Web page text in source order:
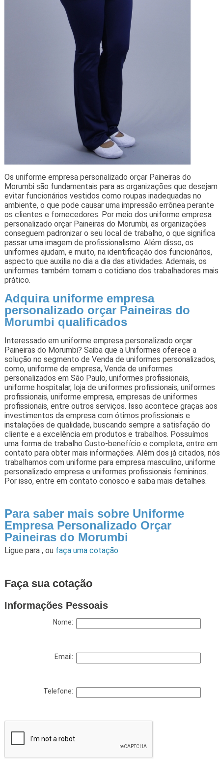
Os uniforme empresa personalizado orçar Paineiras do
Morumbi são fundamentais para as organizações que desejam
evitar funcionários vestidos como roupas inadequadas no
ambiente, o que pode causar uma impressão errônea perante
os clientes e fornecedores. Por meio dos uniforme empresa
personalizado orçar Paineiras do Morumbi, as organizações
conseguem padronizar o seu local de trabalho, o que significa
passar uma imagem de profissionalismo. Além disso, os
uniformes ajudam, e muito, na identificação dos funcionários,
aspecto que auxilia no dia a dia das atividades. Ademais, os
uniformes também tornam o cotidiano dos trabalhadores mais
prático.
Adquira uniforme empresa
personalizado orçar Paineiras do
Morumbi qualificados
Interessado em uniforme empresa personalizado orçar
Paineiras do Morumbi? Saiba que a Uniformes oferece a
solução no segmento de Venda de uniformes personalizados,
como, uniforme de empresa, Venda de uniformes
personalizados em São Paulo, uniformes profissionais,
uniforme hospitalar, loja de uniformes profissionais, uniformes
profissionais, uniforme empresa, empresas de uniformes
profissionais, entre outros serviços. Isso acontece graças aos
investimentos da empresa com ótimos profissionais e
instalações de qualidade, buscando sempre a satisfação do
cliente e a excelência em produtos e trabalhos. Possuímos
uma forma de trabalho Custo-benefício e completa, entre em
contato para obter mais informações. Além dos já citados, nós
trabalhamos com uniforme para empresa masculino, uniforme
personalizado empresa e uniformes profissionais femininos.
Por isso, entre em contato conosco e saiba mais detalhes.
Para saber mais sobre Uniforme
Empresa Personalizado Orçar
Paineiras do Morumbi
Ligue para , ou faça uma cotação
Faça sua cotação
Informações Pessoais
Nome:
Email:
Telefone: